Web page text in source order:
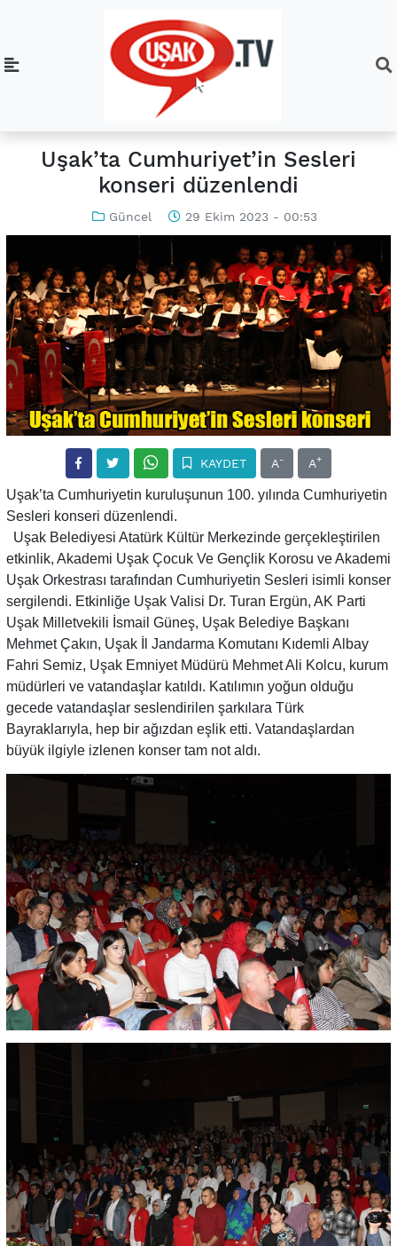
Uşak’ta Cumhuriyet’in Sesleri
konseri düzenlendi
Güncel 29 Ekim 2023 - 00:53
KAYDET A- A+
Uşak’ta Cumhuriyetin kuruluşunun 100. yılında Cumhuriyetin
Sesleri konseri düzenlendi.
Uşak Belediyesi Atatürk Kültür Merkezinde gerçekleştirilen
etkinlik, Akademi Uşak Çocuk Ve Gençlik Korosu ve Akademi
Uşak Orkestrası tarafından Cumhuriyetin Sesleri isimli konser
sergilendi. Etkinliğe Uşak Valisi Dr. Turan Ergün, AK Parti
Uşak Milletvekili İsmail Güneş, Uşak Belediye Başkanı
Mehmet Çakın, Uşak İl Jandarma Komutanı Kıdemli Albay
Fahri Semiz, Uşak Emniyet Müdürü Mehmet Ali Kolcu, kurum
müdürleri ve vatandaşlar katıldı. Katılımın yoğun olduğu
gecede vatandaşlar seslendirilen şarkılara Türk
Bayraklarıyla, hep bir ağızdan eşlik etti. Vatandaşlardan
büyük ilgiyle izlenen konser tam not aldı.